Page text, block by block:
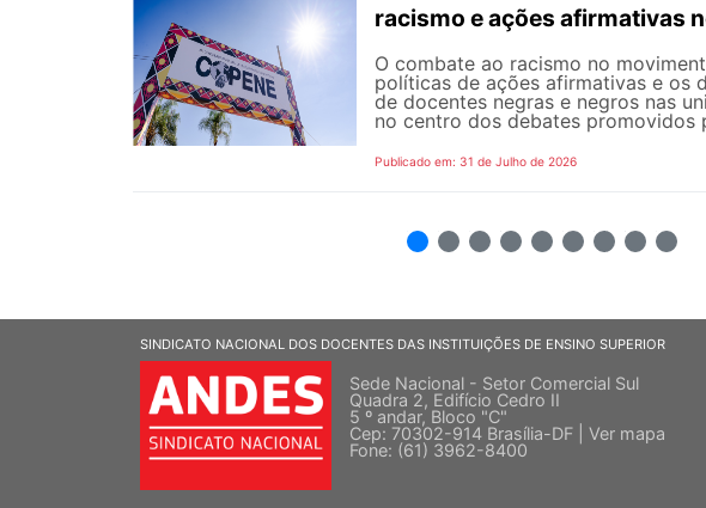
racismo e ações afirmativas
O combate ao racismo no
políticas de ações afirmativas e os
de docentes negras e negros nas
no centro dos debates promovidos
Publicado em: 31 de Julho de 2026
SINDICATO NACIONAL DOS DOCENTES DAS INSTITUIÇÕES DE ENSINO SUPERIOR
Sede Nacional - Setor Comercial Sul
Quadra 2, Edifício Cedro II
5 º andar, Bloco "C"
Cep: 70302-914 Brasília-DF | Ver mapa
Fone: (61) 3962-8400